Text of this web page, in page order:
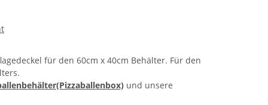
für den 60cm x 40cm Behälter. Für den
und unsere